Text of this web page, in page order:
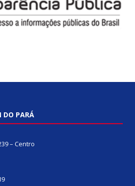
DO PARÁ
– Centro